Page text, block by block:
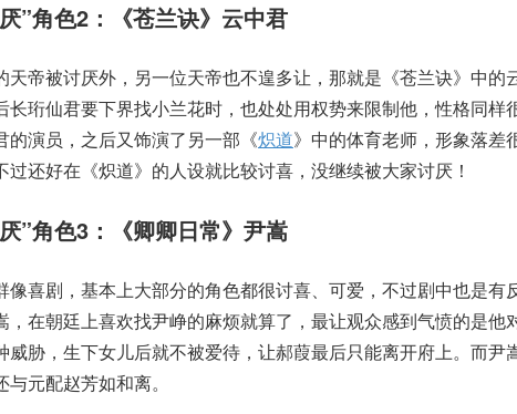
”角色2：《苍兰诀》云中君
天帝被讨厌外，另一位天帝也不遑多让，那就是《苍兰诀》中的
长珩仙君要下界找小兰花时，也处处用权势来限制他，性格同样
的演员，之后又饰演了另一部《炽道》中的体育老师，形象落差
还好在《炽道》的人设就比较讨喜，没继续被大家讨厌！
”角色3：《卿卿日常》尹嵩
像喜剧，基本上大部分的角色都很讨喜、可爱，不过剧中也是有
，在朝廷上喜欢找尹峥的麻烦就算了，最让观众感到气愤的是他
威胁，生下女儿后就不被爱待，让郝葭最后只能离开府上。而尹
元配赵芳如和离。